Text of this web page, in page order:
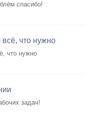
спасибо!
что нужно
что нужно
задач!